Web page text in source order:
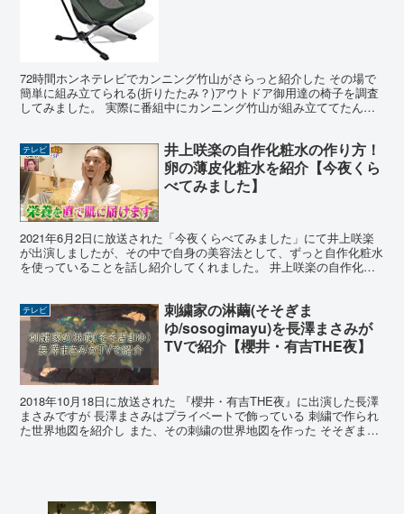
72時間ホンネテレビでカンニング竹山がさらっと紹介した その場で
簡単に組み立てられる(折りたたみ？)アウトドア御用達の椅子を調査
してみました。 実際に番組中にカンニング竹山が組み立ててたんで
テレビ
井上咲楽の自作化粧水の作り方！
卵の薄皮化粧水を紹介【今夜くら
べてみました】
2021年6月2日に放送された「今夜くらべてみました」にて井上咲楽
が出演しましたが、その中で自身の美容法として、ずっと自作化粧水
を使っていることを話し紹介してくれました。 井上咲楽の自作化粧
テレビ
刺繍家の淋繭(そそぎま
ゆ/sosogimayu)を長澤まさみが
TVで紹介【櫻井・有吉THE夜】
2018年10月18日に放送された 『櫻井・有吉THE夜』に出演した長澤
まさみですが 長澤まさみはプライベートで飾っている 刺繍で作られ
た世界地図を紹介し また、その刺繍の世界地図を作った そそぎまゆ